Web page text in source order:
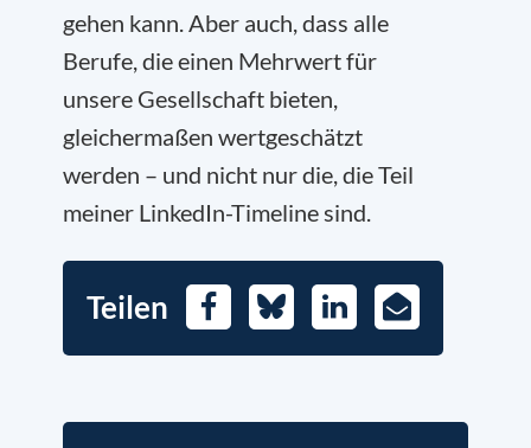
gehen kann. Aber auch, dass alle
Berufe, die einen Mehrwert für
unsere Gesellschaft bieten,
gleichermaßen wertgeschätzt
werden – und nicht nur die, die Teil
meiner LinkedIn-Timeline sind.
Teilen FacebookBlueskyLinkedIn
E-
Mail